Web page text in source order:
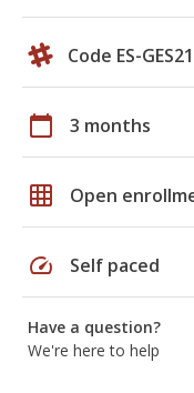
Code ES-
calendar_today 3 months
grid_on Open
speed Self paced
Have a question?
We're here to help